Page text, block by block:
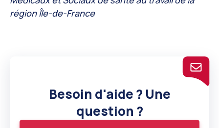
région Île-de-France
Besoin d'aide ? Une
question ?